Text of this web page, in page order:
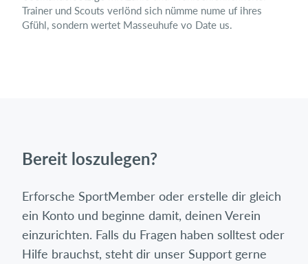
Trainer und Scouts verlönd sich nümme nume uf ihres
Gfühl, sondern wertet Masseuhufe vo Date us.
Bereit loszulegen?
Erforsche SportMember oder erstelle dir gleich
ein Konto und beginne damit, deinen Verein
einzurichten. Falls du Fragen haben solltest oder
Hilfe brauchst, steht dir unser Support gerne